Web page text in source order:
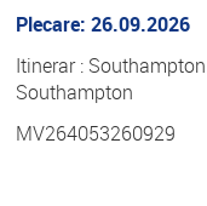
Plecare: 26.09.2026
Itinerar :
Southampton
MV264053260929